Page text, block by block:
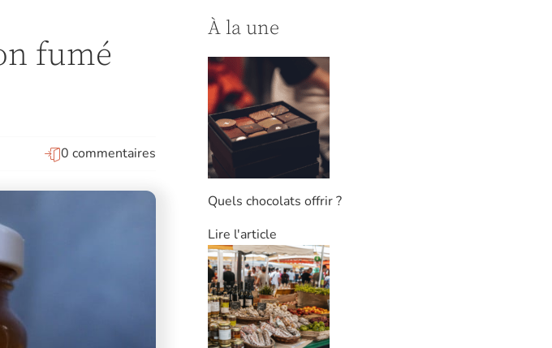
fumé
0 commentaires
À la une
Quels chocolats offrir ?
Lire l'article